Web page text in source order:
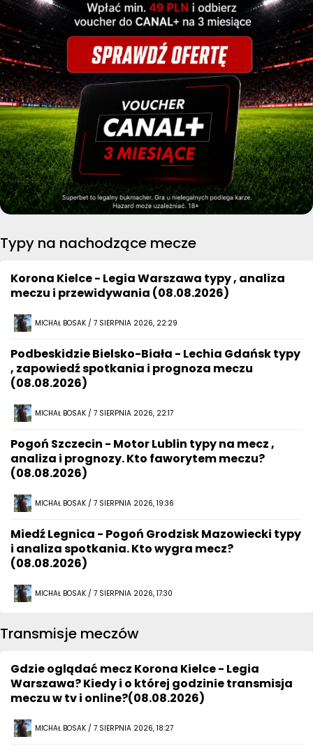
Typy na nachodzące mecze
Korona Kielce - Legia Warszawa typy , analiza
meczu i przewidywania (08.08.2026)
MICHAŁ BOSAK / 7 SIERPNIA 2026, 22:29
Podbeskidzie Bielsko-Biała - Lechia Gdańsk typy
, zapowiedź spotkania i prognoza meczu
(08.08.2026)
MICHAŁ BOSAK / 7 SIERPNIA 2026, 22:17
Pogoń Szczecin - Motor Lublin typy na mecz ,
analiza i prognozy. Kto faworytem meczu?
(08.08.2026)
MICHAŁ BOSAK / 7 SIERPNIA 2026, 19:36
Miedź Legnica - Pogoń Grodzisk Mazowiecki typy
i analiza spotkania. Kto wygra mecz?
(08.08.2026)
MICHAŁ BOSAK / 7 SIERPNIA 2026, 17:30
Transmisje meczów
Gdzie oglądać mecz Korona Kielce - Legia
Warszawa? Kiedy i o której godzinie transmisja
meczu w tv i online?(08.08.2026)
MICHAŁ BOSAK / 7 SIERPNIA 2026, 18:27